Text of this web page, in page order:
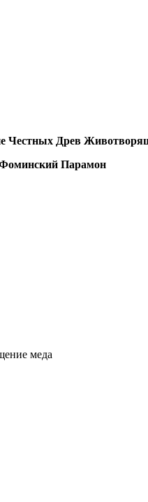
Честных Древ
Парамон
меда